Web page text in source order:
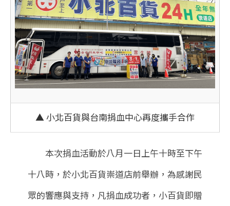
▲ 小北百貨與台南捐血中心再度攜手合作
本次捐血活動於八月一日上午十時至下午
十八時，於小北百貨崇道店前舉辦，為感謝民
眾的響應與支持，凡捐血成功者，小百貨即贈